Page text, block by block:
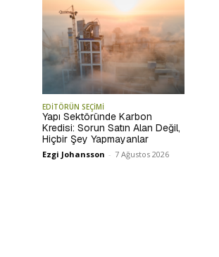
EDİTÖRÜN SEÇİMİ
Yapı Sektöründe Karbon
Kredisi: Sorun Satın Alan Değil,
Hiçbir Şey Yapmayanlar
Ezgi Johansson - 7 Ağustos 2026